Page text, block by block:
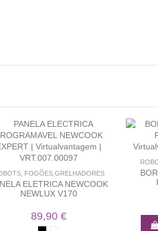
FOGÕES,GRELHADORES
ELETRICA NEWCOOK
NEWLUX V170
89,90 €